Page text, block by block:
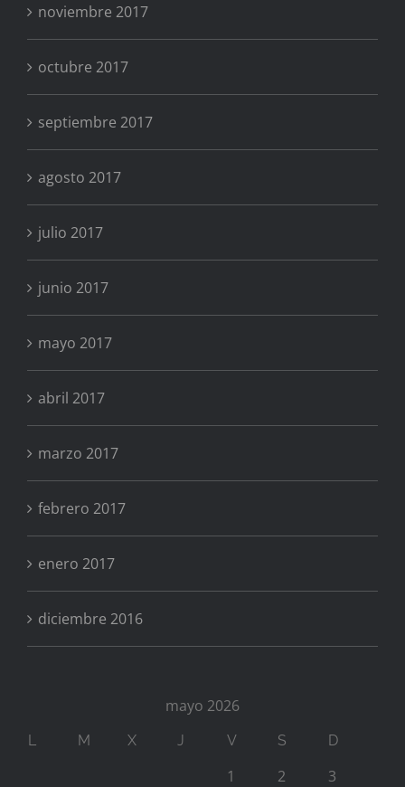
noviembre 2017
octubre 2017
septiembre 2017
agosto 2017
julio 2017
junio 2017
mayo 2017
abril 2017
marzo 2017
febrero 2017
enero 2017
diciembre 2016
mayo 2026
L M X J V S D
1 2
3